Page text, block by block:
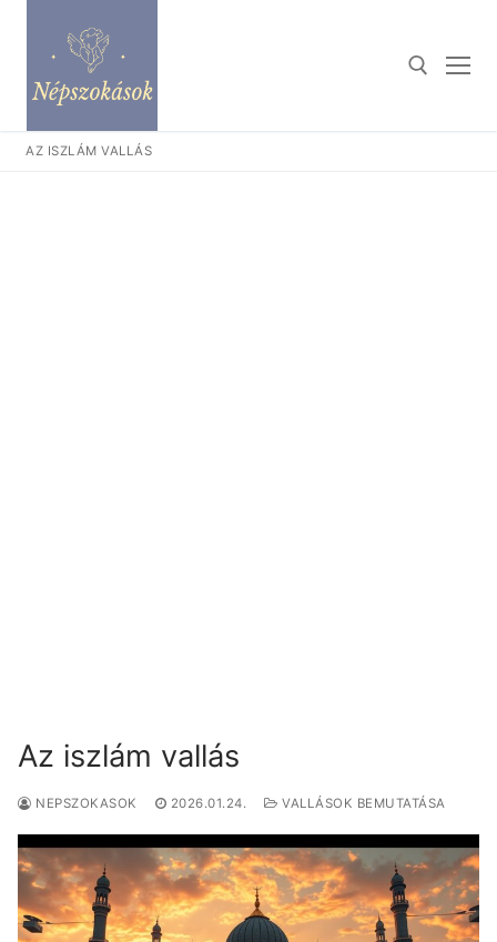
tartalomra
AZ ISZLÁM VALLÁS
Az iszlám vallás
NEPSZOKASOK 2026.01.24. VALLÁSOK BEMUTATÁSA